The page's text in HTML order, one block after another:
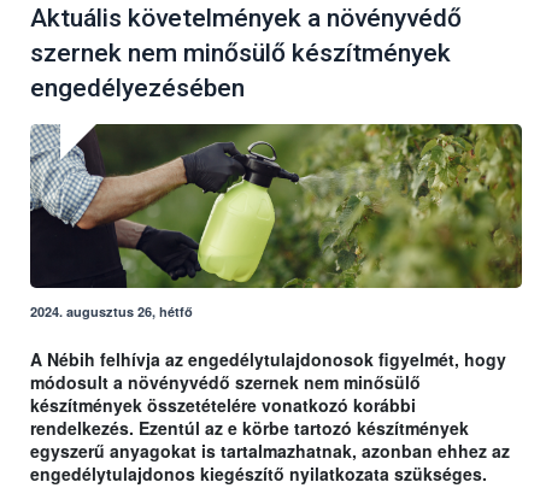
Aktuális követelmények a növényvédő
szernek nem minősülő készítmények
engedélyezésében
2024. augusztus 26, hétfő
A Nébih felhívja az engedélytulajdonosok figyelmét, hogy
módosult a növényvédő szernek nem minősülő
készítmények összetételére vonatkozó korábbi
rendelkezés. Ezentúl az e körbe tartozó készítmények
egyszerű anyagokat is tartalmazhatnak, azonban ehhez az
engedélytulajdonos kiegészítő nyilatkozata szükséges.